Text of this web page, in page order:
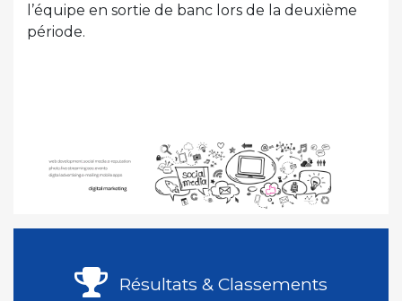
l’équipe en sortie de banc lors de la deuxième
période.
Résultats & Classements